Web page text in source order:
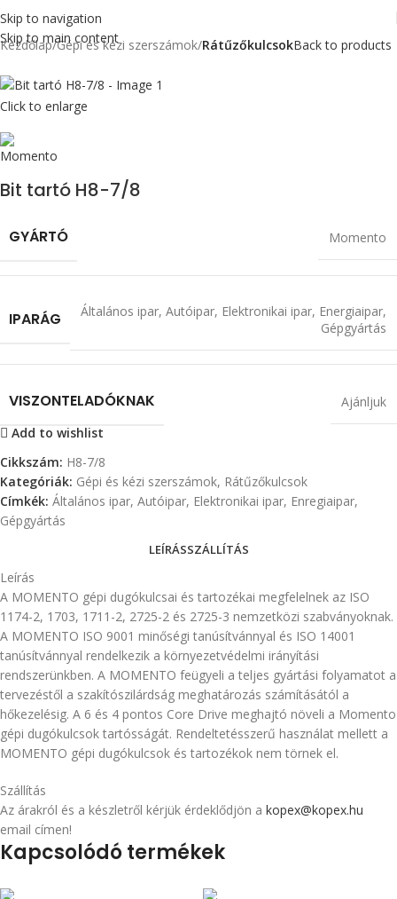
Skip to navigation
Skip to main content
Kezdőlap Gépi és kézi szerszámok RátűzőkulcsokBack to products
Click to enlarge
Bit tartó H8-7/8
GYÁRTÓ Momento
IPARÁG Általános ipar, Autóipar, Elektronikai ipar, Energiaipar,
Gépgyártás
VISZONTELADÓKNAK
Ajánljuk
Add to wishlist
Cikkszám: H8-7/8
Kategóriák: Gépi és kézi szerszámok, Rátűzőkulcsok
Címkék: Általános ipar, Autóipar, Elektronikai ipar, Enregiaipar,
Gépgyártás
LEÍRÁSSZÁLLÍTÁS
Leírás
A MOMENTO gépi dugókulcsai és tartozékai megfelelnek az ISO
1174-2, 1703, 1711-2, 2725-2 és 2725-3 nemzetközi szabványoknak.
A MOMENTO ISO 9001 minőségi tanúsítvánnyal és ISO 14001
tanúsítvánnyal rendelkezik a környezetvédelmi irányítási
rendszerünkben. A MOMENTO feügyeli a teljes gyártási folyamatot a
tervezéstől a szakítószilárdság meghatározás számításától a
hőkezelésig. A 6 és 4 pontos Core Drive meghajtó növeli a Momento
gépi dugókulcsok tartósságát. Rendeltetésszerű használat mellett a
MOMENTO gépi dugókulcsok és tartozékok nem törnek el.
Szállítás
Az árakról és a készletről kérjük érdeklődjön a kopex@kopex.hu
email címen!
Kapcsolódó termékek